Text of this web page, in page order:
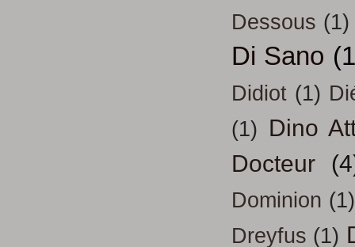
Dessous (1)
Di Sano
Didiot (1)
(1) Dino
Docteur
Dominion (1)
Dreyfus (1)